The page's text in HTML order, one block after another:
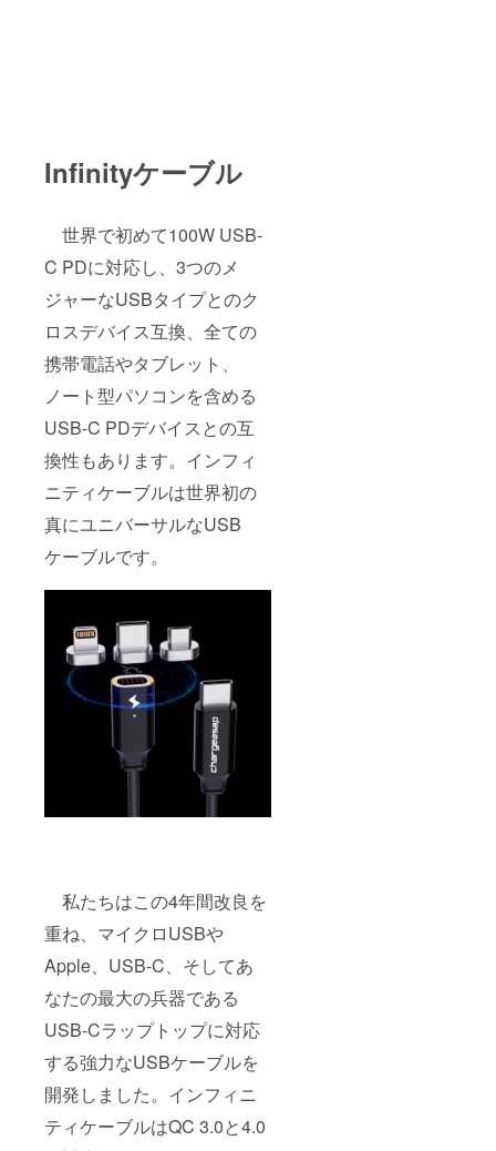
Infinityケーブル
世界で初めて100W USB-
C PDに対応し、3つのメ
ジャーなUSBタイプとのク
ロスデバイス互換、全ての
携帯電話やタブレット、
ノート型パソコンを含める
USB-C PDデバイスとの互
換性もあります。インフィ
ニティケーブルは世界初の
真にユニバーサルなUSB
ケーブルです。
私たちはこの4年間改良を
重ね、マイクロUSBや
Apple、USB-C、そしてあ
なたの最大の兵器である
USB-Cラップトップに対応
する強力なUSBケーブルを
開発しました。インフィニ
ティケーブルはQC 3.0と4.0